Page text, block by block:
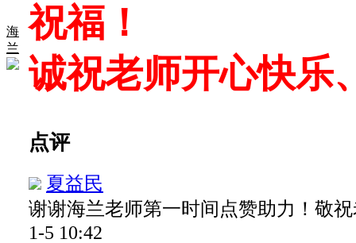
海
兰
祝福！
诚祝老师开心快乐
点评
夏益民
谢谢海兰老师第一时间点赞助力！敬
1-5 10:42